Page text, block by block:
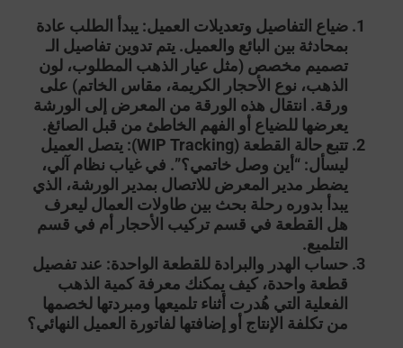
ضياع التفاصيل وتعديلات العميل: يبدأ الطلب عادة
بمحادثة بين البائع والعميل. يتم تدوين تفاصيل الـ
تصميم مخصص (مثل عيار الذهب المطلوب، لون
الذهب، نوع الأحجار الكريمة، مقاس الخاتم) على
ورقة. انتقال هذه الورقة من المعرض إلى الورشة
يعرضها للضياع أو الفهم الخاطئ من قبل الصائغ.
تتبع حالة القطعة (WIP Tracking):
يتصل العميل
ليسأل: “أين وصل خاتمي؟”. في غياب نظام آلي،
يضطر مدير المعرض للاتصال بمدير الورشة، الذي
يبدأ بدوره رحلة بحث بين طاولات العمال ليعرف
هل القطعة في قسم تركيب الأحجار أم في قسم
التلميع.
حساب الهدر والبرادة للقطعة الواحدة: عند تفصيل
قطعة واحدة، كيف يمكنك معرفة كمية الذهب
الفعلية التي هُدرت أثناء تلميعها ومبردتها لخصمها
من تكلفة الإنتاج أو إضافتها لفاتورة العميل النهائي؟